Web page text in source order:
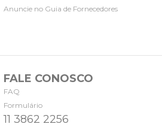
Anuncie no Guia de Fornecedores
FALE CONOSCO
FAQ
Formulário
11 3862 2256